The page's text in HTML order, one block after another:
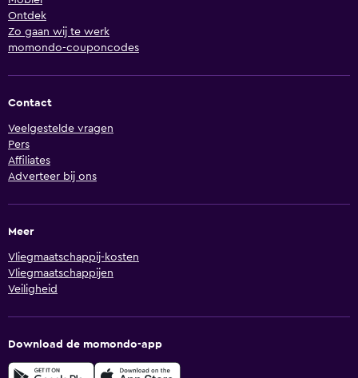
Ontdek
Zo gaan wij te werk
momondo-couponcodes
Contact
Veelgestelde vragen
Pers
Affiliates
Adverteer bij ons
Meer
Vliegmaatschappij-kosten
Vliegmaatschappijen
Veiligheid
Download de momondo-app